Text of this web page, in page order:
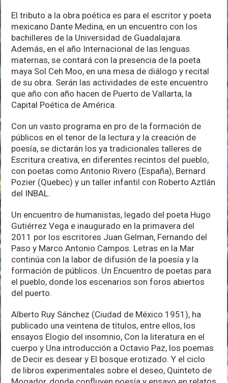
El tributo a la obra poética es para el escritor y poeta
mexicano Dante Medina, en un encuentro con los
bachilleres de la Universidad de Guadalajara.
Además, en el año Internacional de las lenguas
maternas, se contará con la presencia de la poeta
maya Sol Ceh Moo, en una mesa de diálogo y recital
de su obra. Serán las actividades de este encuentro
que año con año hacen de Puerto de Vallarta, la
Capital Poética de América.
Con un vasto programa en pro de la formación de
públicos en el tenor de la lectura y la creación de
poesía, se dictarán los ya tradicionales talleres de
Escritura creativa, en diferentes recintos del pueblo,
con poetas como Antonio Rivero (España), Bernard
Pozier (Quebec) y un taller infantil con Roberto Aztlán
del INBAL.
Un encuentro de humanistas, legado del poeta Hugo
Gutiérrez Vega e inaugurado en la primavera del
2011 por los escritores Juan Gelman, Fernando del
Paso y Marco Antonio Campos. Letras en la Mar
continúa con la labor de difusión de la poesía y la
formación de públicos. Un Encuentro de poetas para
el pueblo, donde los escenarios son foros abiertos
del puerto.
Alberto Ruy Sánchez (Ciudad de México 1951), ha
publicado una veintena de títulos, entre ellos, los
ensayos Elogio del insomnio, Con la literatura en el
cuerpo y Una introducción a Octavio Paz, los poemas
de Decir es desear y El bosque erotizado. Y el ciclo
de libros experimentales sobre el deseo, Quinteto de